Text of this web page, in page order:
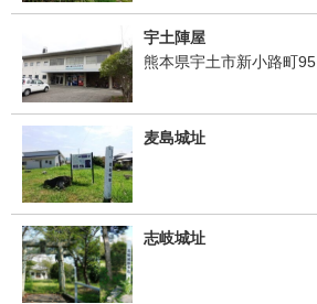
宇土陣屋
熊本県宇土市新小路町95
麦島城址
志岐城址